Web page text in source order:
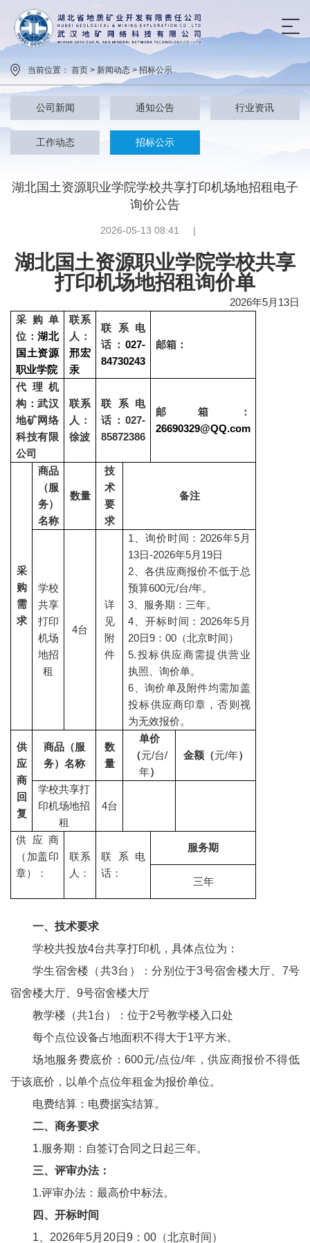
当前位置： 首页 > 新闻动态 > 招标公示
公司新闻 通知公告 行业资讯
工作动态 招标公示
湖北国土资源职业学院学校共享打印机场地招租电子
询价公告
2026-05-13 08:41 |
湖北国土资源职业学院学校共享
打印机场地招租询价单
2026年5月13日
采购单
位：湖北
国土资源
职业学院
联系
人：
邢宏
汞
联系电
话： 027-
84730243
邮箱：
代理机
构：武汉
地矿网络
科技有限
公司
联系
人：
徐波
联系电
话： 027-
85872386
邮箱：
26690329@QQ.com
采
购
需
求
商品
（服
务）
名称
数量
技
术
要
求
备注
学校
共享
打印
机场
地招
租
4台
详
见
附
件
1、询价时间：2026年5月
13日-2026年5月19日
2、各供应商报价不低于总
预算600元/台/年。
3、服务期：三年。
4、开标时间：2026年5月
20日9：00（北京时间）
5.投标供应商需提供营业
执照、询价单。
6、询价单及附件均需加盖
投标供应商印章，否则视
为无效报价。
供
应
商
回
复
商品（服
务）名称
数
量
单价
（元/台/
年）
金额（元/年）
学校共享打
印机场地招
租
4台
供应商
（加盖印
章）：
联系
人：
联系电
话：
服务期
三年
一、技术要求
学校共投放4台共享打印机，具体点位为：
学生宿舍楼（共3台）：分别位于3号宿舍楼大厅、7号
宿舍楼大厅、9号宿舍楼大厅
教学楼（共1台）：位于2号教学楼入口处
每个点位设备占地面积不得大于1平方米。
场地服务费底价：600元/点位/年，供应商报价不得低
于该底价，以单个点位年租金为报价单位。
电费结算：电费据实结算。
二、商务要求
1.服务期：自签订合同之日起三年。
三、评审办法：
1.评审办法：最高价中标法。
四、开标时间
1、2026年5月20日9：00（北京时间）